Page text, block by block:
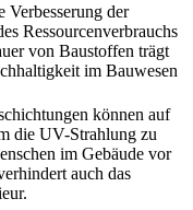
Verbesserung der
Ressourcenverbrauchs
von Baustoffen trägt
im Bauwesen
können auf
die UV-Strahlung zu
im Gebäude vor
auch das